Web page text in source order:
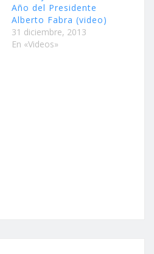
Año del Presidente
Alberto Fabra (video)
31 diciembre, 2013
En «Videos»